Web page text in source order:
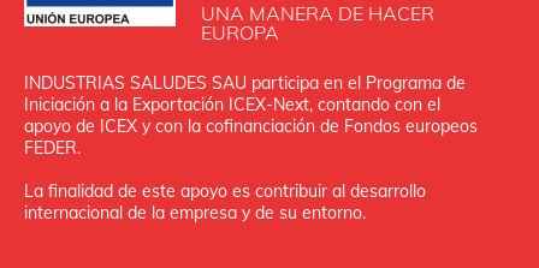
UNA MANERA DE HACER
EUROPA
INDUSTRIAS SALUDES SAU participa en el Programa de
Iniciación a la Exportación ICEX‐Next, contando con el
apoyo de ICEX y con la cofinanciación de Fondos europeos
FEDER.
La finalidad de este apoyo es contribuir al desarrollo
internacional de la empresa y de su entorno.